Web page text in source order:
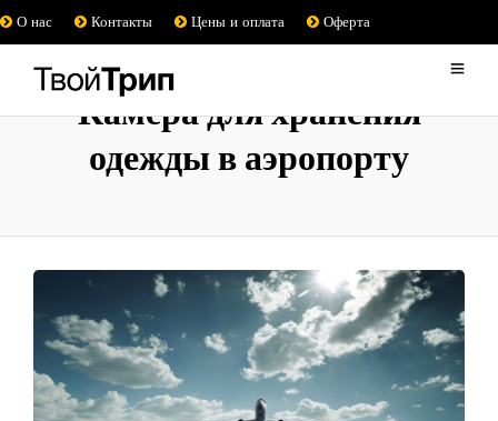
О нас Контакты Цены и оплата Оферта
Камера для хранения
одежды в аэропорту